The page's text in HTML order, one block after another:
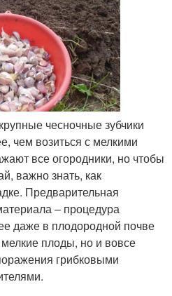
чесночные зубчики
чем возиться с мелкими
все огородники, но чтобы
важно знать, как
Предварительная
– процедура
даже в плодородной почве
плоды, но и вовсе
грибковыми